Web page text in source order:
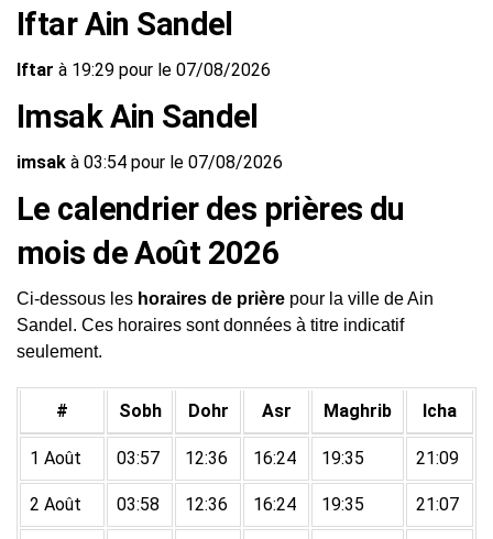
Iftar Ain Sandel
Iftar à 19:29 pour le 07/08/2026
Imsak Ain Sandel
imsak à 03:54 pour le 07/08/2026
Le calendrier des prières du
mois de Août 2026
Ci-dessous les horaires de prière pour la ville de Ain
Sandel. Ces horaires sont données à titre indicatif
seulement.
# Sobh Dohr Asr Maghrib Icha
1 Août 03:57 12:36 16:24 19:35 21:09
2 Août 03:58 12:36 16:24 19:35 21:07